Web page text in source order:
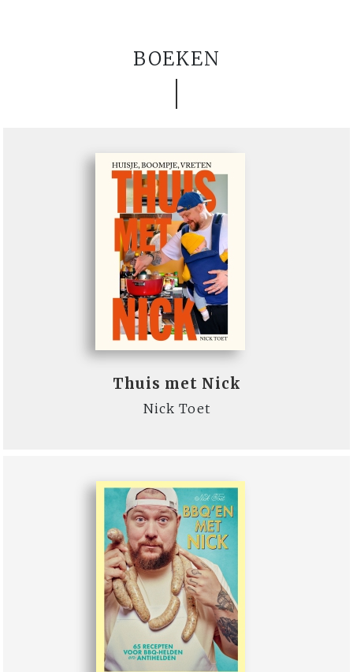
BOEKEN
Thuis met Nick
Nick Toet